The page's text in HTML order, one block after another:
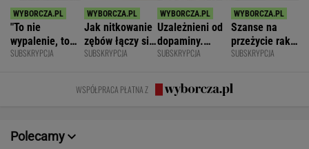
"To nie
wypalenie, to
nie depresja".
SUBSKRYPCJA
Jak nitkowanie
zębów łączy się
ze zdrowiem
SUBSKRYPCJA
Uzależnieni od
dopaminy.
Psychiatra o
łatwego życia
SUBSKRYPCJA
Szanse na
przeżycie raka
widać na
Zaskakujące
badania
SUBSKRYPCJA
WSPÓŁPRACA PŁATNA Z
Polecamy